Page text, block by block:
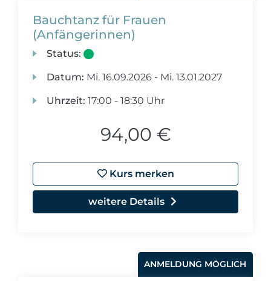
Bauchtanz für Frauen
(Anfängerinnen)
Status:
Datum: Mi. 16.09.2026 - Mi. 13.01.2027
Uhrzeit: 17:00 - 18:30 Uhr
94,00 €
Kurs merken
weitere Details
ANMELDUNG MÖGLICH